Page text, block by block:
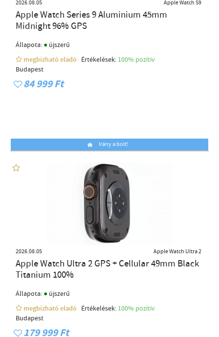
2026.08.05 Apple Watch S9
Apple Watch Series 9 Aluminium 45mm
Midnight 96% GPS
Állapota: ● újszerű
megbízható eladó
Értékelések: 100% pozítiv
Budapest
84 999 Ft
Irány a bolt!
2026.08.05 Apple Watch Ultra 2
Apple Watch Ultra 2 GPS + Cellular 49mm Black
Titanium 100%
Állapota: ● újszerű
megbízható eladó
Értékelések: 100% pozítiv
Budapest
179 999 Ft